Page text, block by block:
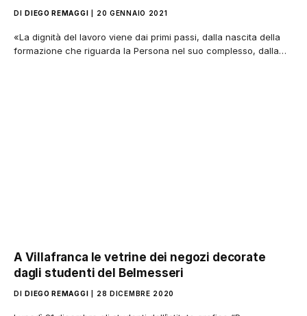
DI DIEGO REMAGGI 20 GENNAIO 2021
«La dignità del lavoro viene dai primi passi, dalla nascita della
formazione che riguarda la Persona nel suo complesso, dalla…
A Villafranca le vetrine dei negozi decorate
dagli studenti del Belmesseri
DI DIEGO REMAGGI 28 DICEMBRE 2020